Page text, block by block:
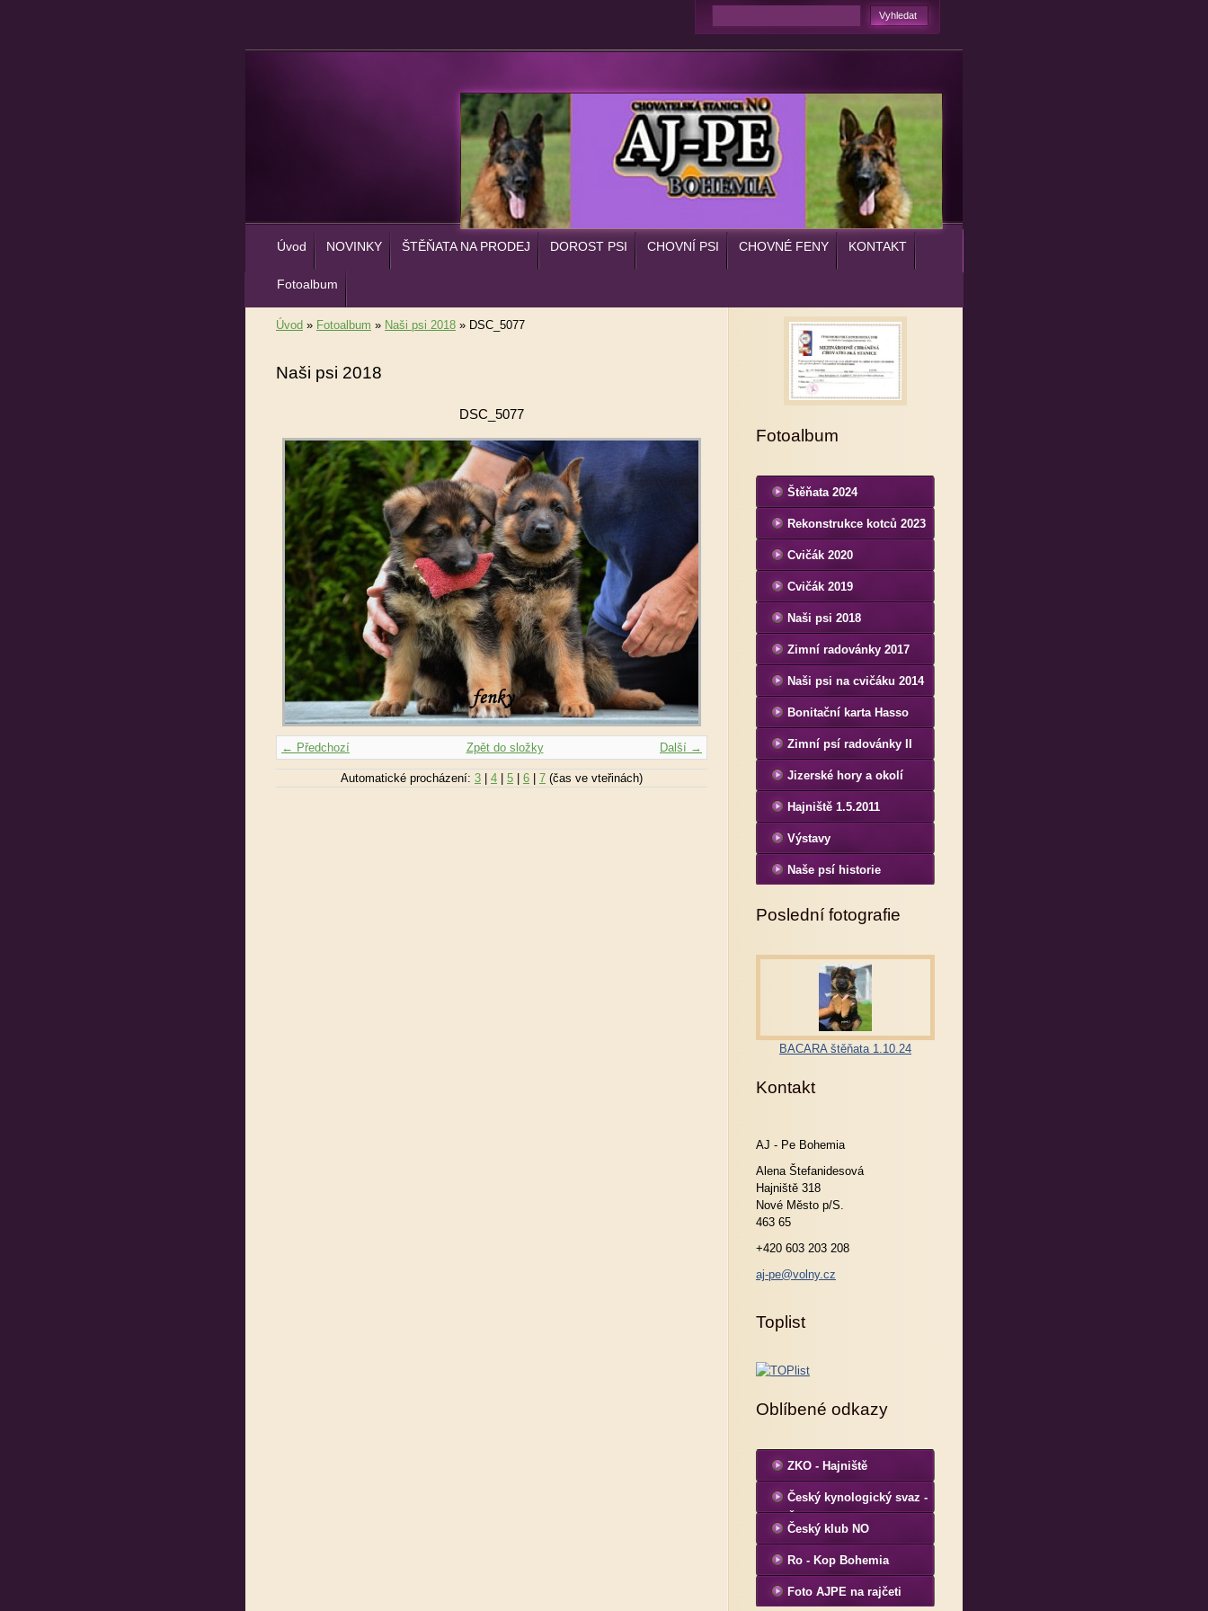
Úvod NOVINKY ŠTĚŇATA NA PRODEJ DOROST PSI CHOVNÍ PSI CHOVNÉ FENY KONTAKT
Fotoalbum
Úvod » Fotoalbum » Naši psi 2018 » DSC_5077
Naši psi 2018
DSC_5077
← Předchozí Další →
Zpět do složky
Automatické procházení: 3 4 5 6 7 (čas ve vteřinách)
Fotoalbum
Štěňata 2024
Rekonstrukce kotců 2023
Cvičák 2020
Cvičák 2019
Naši psi 2018
Zimní radovánky 2017
Naši psi na cvičáku 2014
Bonitační karta Hasso
Sinenesis Bohemia
Zimní psí radovánky II
Jizerské hory a okolí
Hajniště 1.5.2011
Výstavy
Naše psí historie
Poslední fotografie
BACARA štěňata 1.10.24
Kontakt
AJ - Pe Bohemia
Alena Štefanidesová
Hajniště 318
Nové Město p/S.
463 65
+420 603 203 208
aj-pe@volny.cz
Toplist
Oblíbené odkazy
ZKO - Hajniště
Český kynologický svaz -
ČKS
Český klub NO
Ro - Kop Bohemia
Foto AJPE na rajčeti